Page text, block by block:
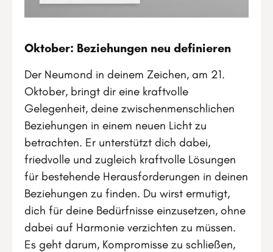
Oktober: Beziehungen neu definieren
Der Neumond in deinem Zeichen, am 21.
Oktober, bringt dir eine kraftvolle
Gelegenheit, deine zwischenmenschlichen
Beziehungen in einem neuen Licht zu
betrachten. Er unterstützt dich dabei,
friedvolle und zugleich kraftvolle Lösungen
für bestehende Herausforderungen in deinen
Beziehungen zu finden. Du wirst ermutigt,
dich für deine Bedürfnisse einzusetzen, ohne
dabei auf Harmonie verzichten zu müssen.
Es geht darum, Kompromisse zu schließen,